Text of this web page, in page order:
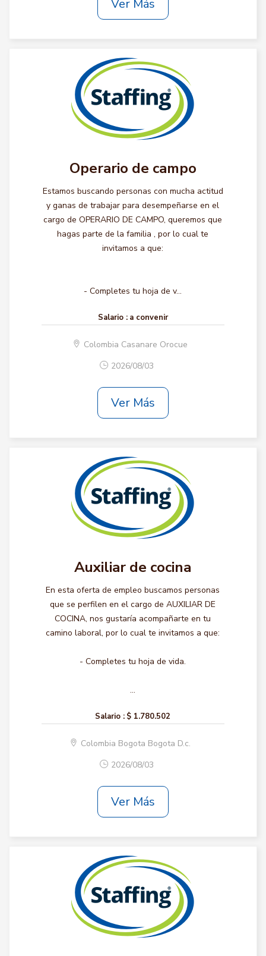
Ver Más
Operario de campo
Estamos buscando personas con mucha actitud
y ganas de trabajar para desempeñarse en el
cargo de OPERARIO DE CAMPO, queremos que
hagas parte de la familia , por lo cual te
invitamos a que:
- Completes tu hoja de v...
Salario : a convenir
Colombia Casanare Orocue
2026/08/03
Ver Más
Auxiliar de cocina
En esta oferta de empleo buscamos personas
que se perfilen en el cargo de AUXILIAR DE
COCINA, nos gustaría acompañarte en tu
camino laboral, por lo cual te invitamos a que:
- Completes tu hoja de vida.
...
Salario : $ 1.780.502
Colombia Bogota Bogota D.c.
2026/08/03
Ver Más